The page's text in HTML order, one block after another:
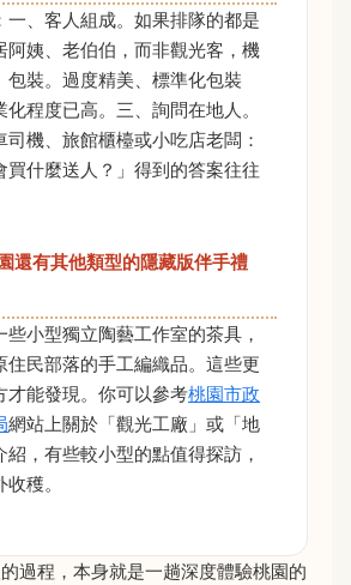
一、客人組成。如果排隊的都是
阿姨、老伯伯，而非觀光客，機
包裝。過度精美、標準化包裝
程度已高。三、詢問在地人。
司機、旅館櫃檯或小吃店老闆：
買什麼送人？」得到的答案往往
還有其他類型的隱藏版伴手禮
些小型獨立陶藝工作室的茶具，
住民部落的手工編織品。這些更
才能發現。你可以參考桃園市政
網站上關於「觀光工廠」或「地
紹，有些較小型的點值得探訪，
穫。
過程，本身就是一趟深度體驗桃園的